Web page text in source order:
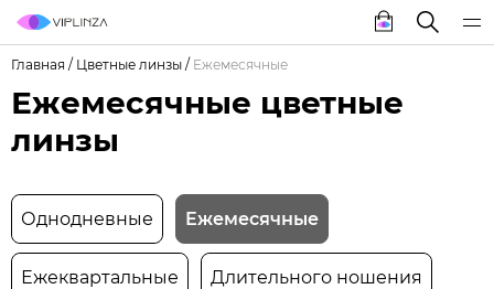
Главная / Цветные линзы / Ежемесячные
Ежемесячные цветные
линзы
Однодневные Ежемесячные
Ежеквартальные Длительного ношения